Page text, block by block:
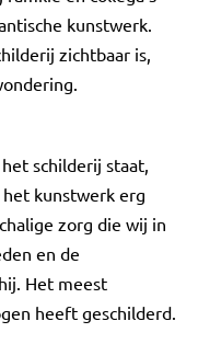
kunstwerk.
zichtbaar is,
schilderij staat,
kunstwerk erg
zorg die wij in
en de
Het meest
heeft geschilderd.